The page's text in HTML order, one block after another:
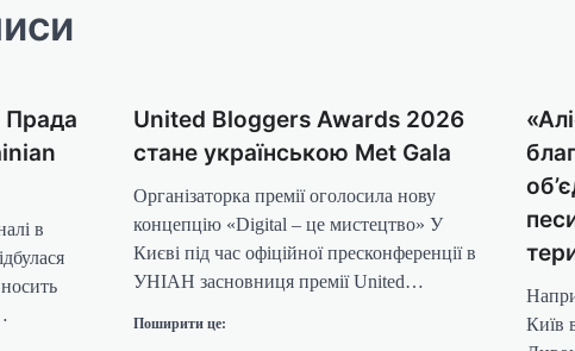
Прада
в
United Bloggers Awards 2026
стане українською Met Gala
Організаторка премії оголосила нову
концепцію «Digital – це мистецтво» У
Києві під час офіційної пресконференції в
УНІАН засновниця премії United…
Поширити це:
Київ